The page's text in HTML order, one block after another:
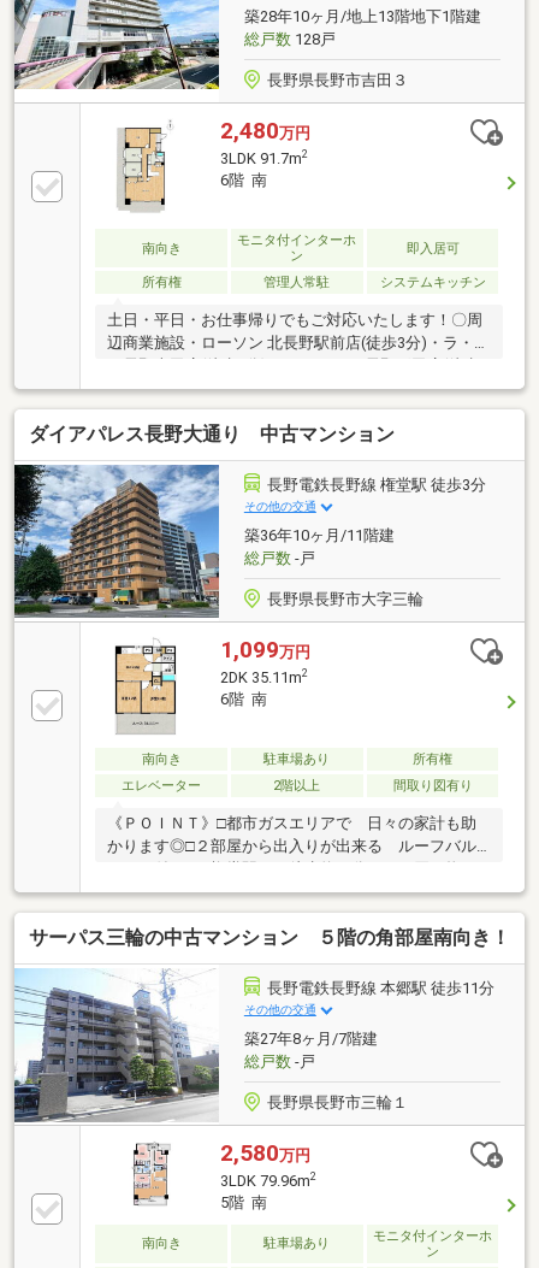
築28年10ヶ月/地上13階地下1階建
総戸数128戸
長野県長野市吉田３
2,480万円
3LDK 91.7m2
6階 南
南向き
モニタ付インターホ
ン
即入居可
所有権 管理人常駐 システムキッチン
土日・平日・お仕事帰りでもご対応いたします！〇周
辺商業施設・ローソン 北長野駅前店(徒歩3分)・ラ・ム
15分)●ONETEAM不動産なら資金計画からサポート●ロ
ーンに不安事ございませんか？弊社はお客様に合った
ローンのご提案いたします♪【月額費用】管理組合管
理費：5000円駐車場：2700円駐輪場（3台）：150円住
宅会管理費：7900円修繕積立金：13070円駐車場修繕
積立金：10330円 合計39150円【備考】・ペット不
可・現状渡し・引渡時期 即可能＊エアコン故障して
います。
ダイアパレス長野大通り 中古マンション
長野電鉄長野線 権堂駅 徒歩3分
その他の交通
築36年10ヶ月/11階建
総戸数-戸
長野県長野市大字三輪
1,099万円
2DK 35.11m2
6階 南
南向き 駐車場あり
所有権
エレベーター
2階以上 間取り図有り
《ＰＯＩＮＴ》□都市ガスエリアで 日々の家計も助
かります◎□２部屋から出入りが出来る ルーフバル
どにも便利な立地！■【０１２０－７０－３３７３】
へお気軽にお問い合わせください☆■【ララハウス
長野支店】で検索♪ 最新情報を毎日更新中で
す！ 弊社ホームページをご利用くださいませ☆☆
サーパス三輪の中古マンション ５階の角部屋南向き！
長野電鉄長野線 本郷駅 徒歩11分
その他の交通
築27年8ヶ月/7階建
総戸数-戸
長野県長野市三輪１
2,580万円
3LDK 79.96m2
5階 南
南向き 駐車場あり
モニタ付インターホ
ン